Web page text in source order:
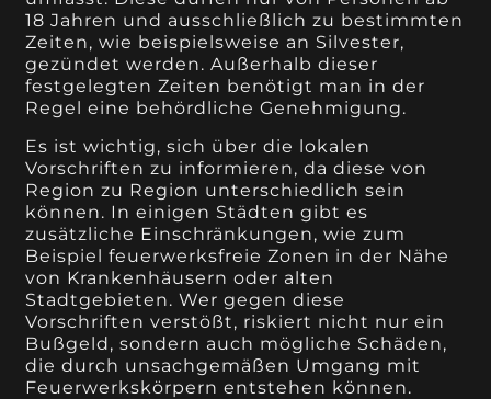
18 Jahren und ausschließlich zu bestimmten
Zeiten, wie beispielsweise an Silvester,
gezündet werden. Außerhalb dieser
festgelegten Zeiten benötigt man in der
Regel eine behördliche Genehmigung.
Es ist wichtig, sich über die lokalen
Vorschriften zu informieren, da diese von
Region zu Region unterschiedlich sein
können. In einigen Städten gibt es
zusätzliche Einschränkungen, wie zum
Beispiel feuerwerksfreie Zonen in der Nähe
von Krankenhäusern oder alten
Stadtgebieten. Wer gegen diese
Vorschriften verstößt, riskiert nicht nur ein
Bußgeld, sondern auch mögliche Schäden,
die durch unsachgemäßen Umgang mit
Feuerwerkskörpern entstehen können.